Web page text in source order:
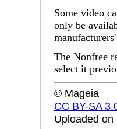
Some video
only be
The Nonfree
select it
© Mageia
CC BY-SA
Uploaded